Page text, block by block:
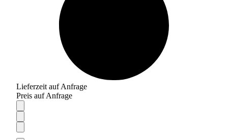
Lieferzeit auf Anfrage
Preis auf Anfrage